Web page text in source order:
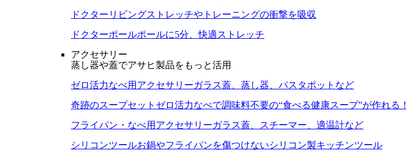
ドクターリビングストレッチやトレーニングの衝撃を吸収
ドクターポールポールに5分、快適ストレッチ
アクセサリー
蒸し器や蓋でアサヒ製品をもっと活用
ゼロ活力なべ用アクセサリーガラス蓋、蒸し器、パスタポットなど
奇跡のスープセット ゼロ活力なべで調味料不要の“食べる健康スープ”が作れる！
フライパン・なべ用アクセサリーガラス蓋、スチーマー、適温計など
シリコンツールお鍋やフライパンを傷つけないシリコン製キッチンツール